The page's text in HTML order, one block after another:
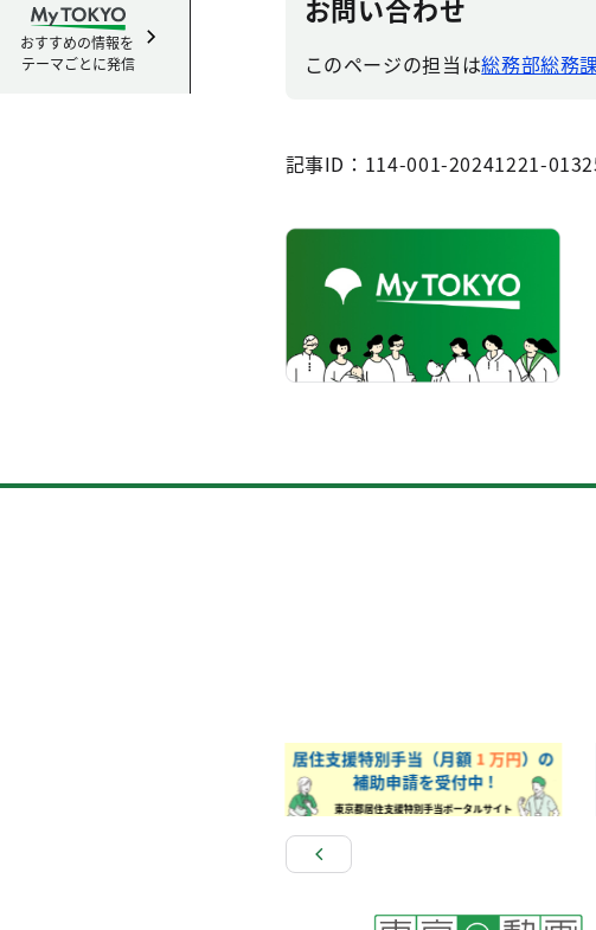
おすすめの情報を
テーマごとに発信
お問い合わせ
このページの担当は総務部総務
記事ID：114-001-20241221-